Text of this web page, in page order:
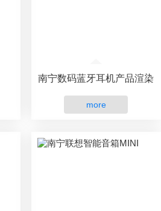
南宁数码蓝牙耳机产品渲染
more